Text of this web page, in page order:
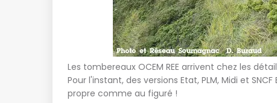
Les tombereaux OCEM REE arrivent chez les
Pour l'instant, des versions Etat, PLM, Midi et
propre comme au figuré !